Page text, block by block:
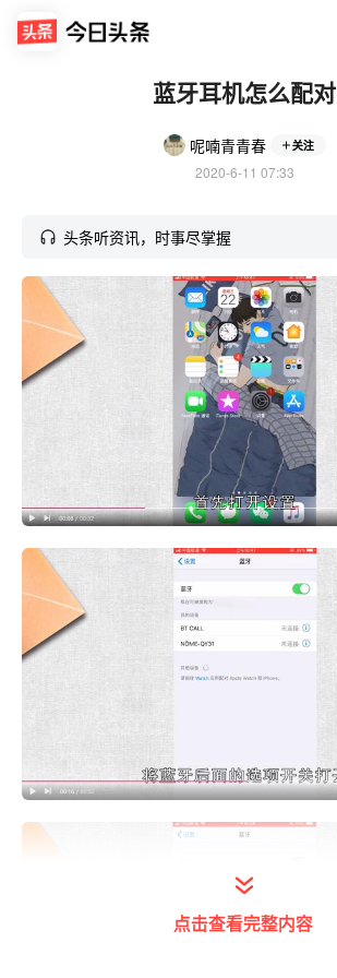
蓝牙耳机怎么配对
呢喃青青春 关注
2020-6-11 07:33
头条听资讯，时事尽掌握
点击查看完整内容